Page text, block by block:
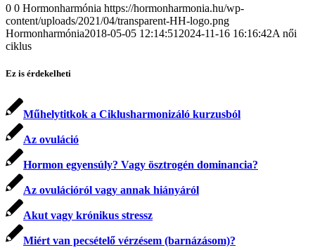
0 0 Hormonharmónia https://hormonharmonia.hu/wp-
content/uploads/2021/04/transparent-HH-logo.png
Hormonharmónia2018-05-05 12:14:51 2024-11-16 16:16:42A női
ciklus
Ez is érdekelheti
Műhelytitkok a Ciklusharmonizáló kurzusból
Az ovuláció
Hormon egyensúly? Vagy ösztrogén dominancia?
Az ovulációról vagy annak hiányáról
Akut vagy krónikus stressz
Miért van pecsételő vérzésem (barnázásom)?